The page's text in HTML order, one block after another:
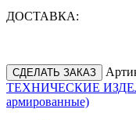
ДОСТАВКА:
СДЕЛАТЬ ЗАКАЗ
ТЕХНИЧЕСКИЕ
армированные)